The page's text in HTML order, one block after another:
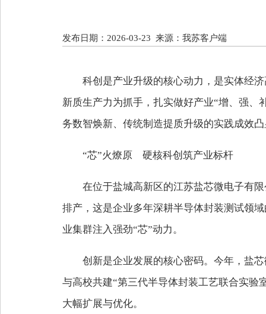
发布日期：2026-03-23 来源：我苏客户端
科创是产业升级的核心动力，是实体经
新质生产力为抓手，扎实做好产业“增、强
务数智焕新、传统制造提质升级的实践成效
“芯”火燎原 硬核科创筑产业标杆
在位于盐城高新区的江苏盐芯微电子有
排产，这是企业多年深耕半导体封装测试领
业集群注入强劲“芯”动力。
创新是企业发展的核心密码。今年，盐
与高校共建“第三代半导体封装工艺联合实验
大幅扩展与优化。